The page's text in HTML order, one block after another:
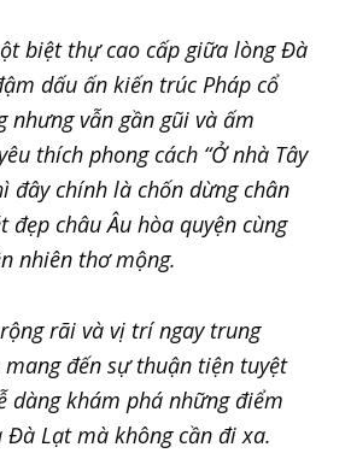
biệt thự cao cấp giữa lòng Đà
dấu ấn kiến trúc Pháp cổ
nhưng vẫn gần gũi và ấm
thích phong cách “Ở nhà Tây
đây chính là chốn dừng chân
đẹp châu Âu hòa quyện cùng
nhiên thơ mộng.
rãi và vị trí ngay trung
đến sự thuận tiện tuyệt
dàng khám phá những điểm
Đà Lạt mà không cần đi xa.